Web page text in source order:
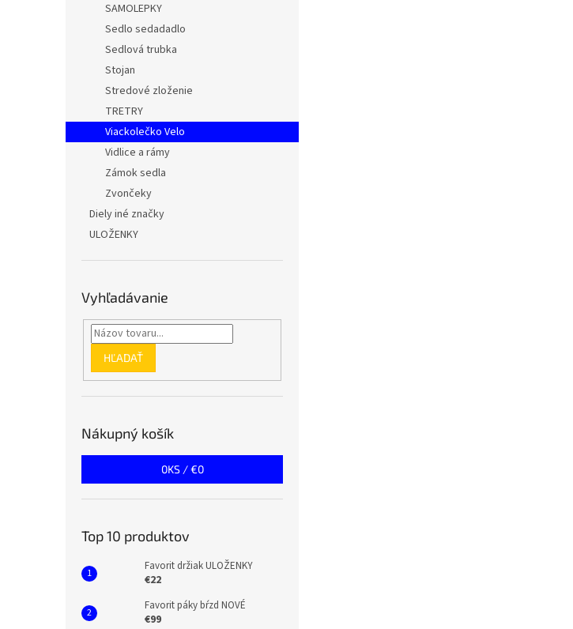
SAMOLEPKY
Sedlo sedadadlo
Sedlová trubka
Stojan
Stredové zloženie
TRETRY
Viackolečko Velo
Vidlice a rámy
Zámok sedla
Zvončeky
Diely iné značky
ULOŽENKY
Vyhľadávanie
HĽADAŤ
Nákupný košík
0KS /€0
Top 10 produktov
Favorit držiak ULOŽENKY
€22
Favorit páky bŕzd NOVÉ
€99